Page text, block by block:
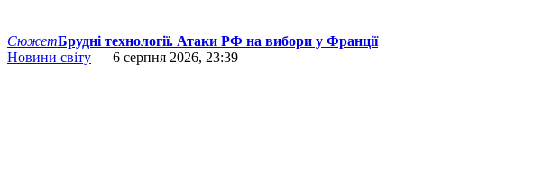
СюжетБрудні технології. Атаки РФ на вибори у Франції
Новини світу — 6 серпня 2026, 23:39